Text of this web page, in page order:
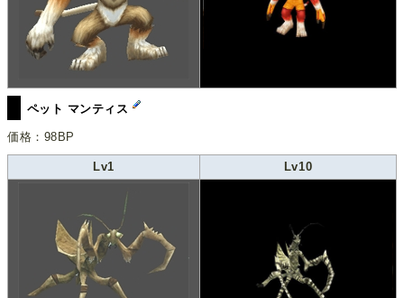
ペット マンティス
価格：98BP
Lv1 Lv10